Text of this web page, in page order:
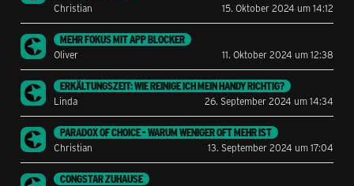
Christian
15. Oktober 2024 um 14:12
MEHR FOKUS MIT APP BLOCKER
Oliver
11. Oktober 2024 um 12:38
ERKÄLTUNGSZEIT: WIE REINIGE ICH MEIN HANDY RICHTIG?
Linda
26. September 2024 um 14:34
PARADOX OF CHOICE - WARUM WENIGER OFT MEHR IST
Christian
13. September 2024 um 17:04
CONGSTAR ZUHAUSE